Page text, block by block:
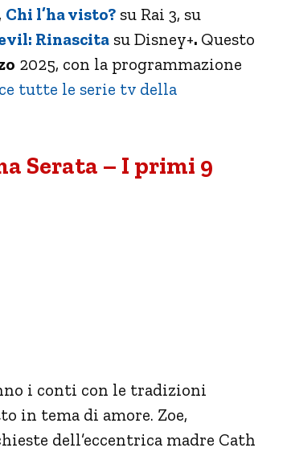
Chi l’ha visto? su Rai 3, su
Rinascita su Disney+. Questo
2025, con la programmazione
tutte le serie tv della
Serata – I primi 9
i conti con le tradizioni
in tema di amore. Zoe,
dell’eccentrica madre Cath